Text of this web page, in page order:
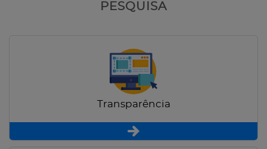
PESQUISA
Transparência